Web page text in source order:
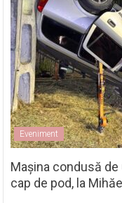
Eveniment
Mașina condusă de
cap de pod, la